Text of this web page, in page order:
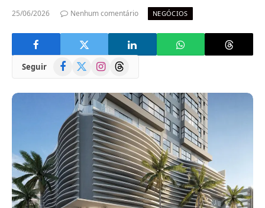
25/06/2026 Nenhum comentário NEGÓCIOS
Seguir Facebook
(Twitter)
InstagramThreads